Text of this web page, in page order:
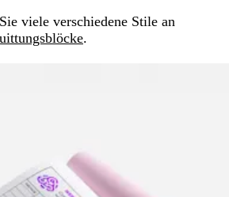
viele verschiedene Stile an
.